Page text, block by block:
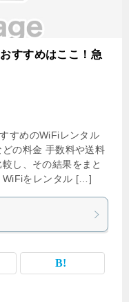
すすめはここ！急
すめのWiFiレンタル
の料金 手数料や送料
し、その結果をまと
WiFiをレンタル […]